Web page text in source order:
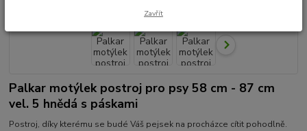
Palkar motýlek postroj pro psy 58 cm - 87 cm
vel. 5 hnědá s páskami
Postroj, díky kterému se budé Váš pejsek na procházce cítit pohodlně.
Zavřít